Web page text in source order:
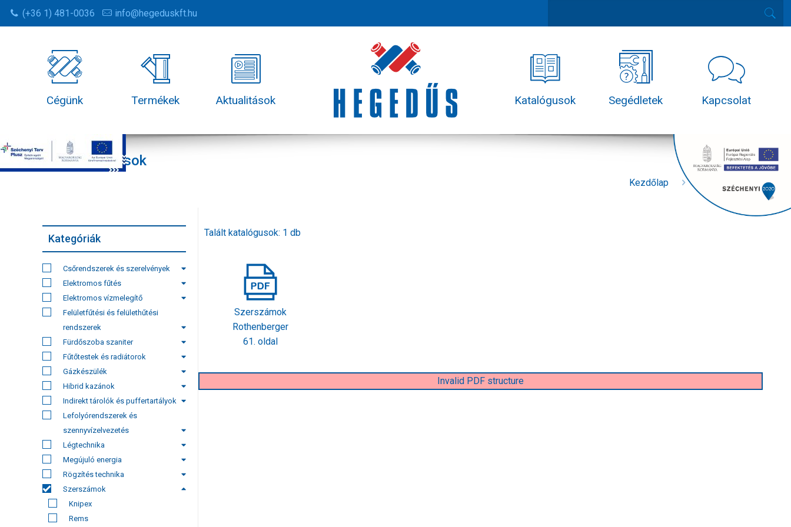
(+36 1) 481-0036 info@hegeduskft.hu
Cégünk Termékek Aktualitások Katalógusok Segédletek Kapcsolat
Katalógusok
Kezdőlap Katalógusok
Talált katalógusok: 1 db
Szerszámok
Rothenberger
61. oldal
Invalid PDF structure
Kategóriák
Csőrendszerek és szerelvények
Elektromos fűtés
Elektromos vízmelegítő
Felületfűtési és felülethűtési
rendszerek
Fürdőszoba szaniter
Fűtőtestek és radiátorok
Gázkészülék
Hibrid kazánok
Indirekt tárolók és puffertartályok
Lefolyórendszerek és
szennyvízelvezetés
Légtechnika
Megújuló energia
Rögzítés technika
Szerszámok
Knipex
Rems